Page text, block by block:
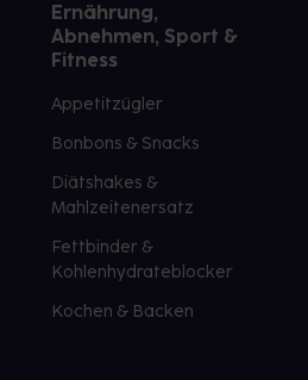
Ernährung,
Abnehmen, Sport &
Fitness
Appetitzügler
Bonbons & Snacks
Diätshakes &
Mahlzeitenersatz
Fettbinder &
Kohlenhydrateblocker
Kochen & Backen